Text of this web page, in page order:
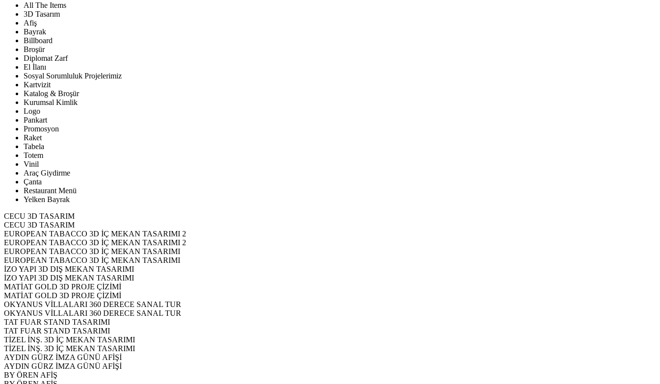
All The Items
3D Tasarım
Afiş
Bayrak
Billboard
Broşür
Diplomat Zarf
El İlanı
Sosyal Sorumluluk Projelerimiz
Kartvizit
Katalog & Broşür
Kurumsal Kimlik
Logo
Pankart
Promosyon
Raket
Tabela
Totem
Vinil
Araç Giydirme
Çanta
Restaurant Menü
Yelken Bayrak
CECU 3D TASARIM
CECU 3D TASARIM
EUROPEAN TABACCO 3D İÇ MEKAN TASARIMI 2
EUROPEAN TABACCO 3D İÇ MEKAN TASARIMI 2
EUROPEAN TABACCO 3D İÇ MEKAN TASARIMI
EUROPEAN TABACCO 3D İÇ MEKAN TASARIMI
İZO YAPI 3D DIŞ MEKAN TASARIMI
İZO YAPI 3D DIŞ MEKAN TASARIMI
MATİAT GOLD 3D PROJE ÇİZİMİ
MATİAT GOLD 3D PROJE ÇİZİMİ
OKYANUS VİLLALARI 360 DERECE SANAL TUR
OKYANUS VİLLALARI 360 DERECE SANAL TUR
TAT FUAR STAND TASARIMI
TAT FUAR STAND TASARIMI
TİZEL İNŞ. 3D İÇ MEKAN TASARIMI
TİZEL İNŞ. 3D İÇ MEKAN TASARIMI
AYDIN GÜRZ İMZA GÜNÜ AFİŞİ
AYDIN GÜRZ İMZA GÜNÜ AFİŞİ
BY ÖREN AFİŞ